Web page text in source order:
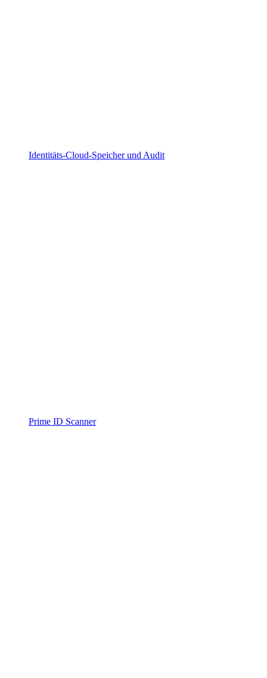
Identitäts-Cloud-Speicher und Audit
Prime ID Scanner